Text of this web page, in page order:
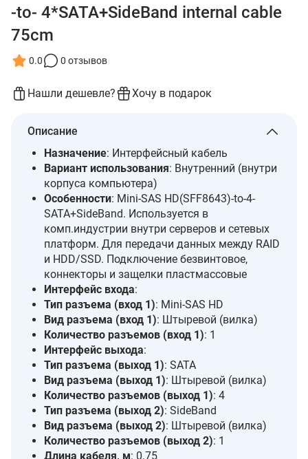
-to- 4*SATA+SideBand internal cable
75cm
0.0 0 отзывов
Нашли дешевле? Хочу в подарок
Описание
Назначение: Интерфейсный кабель
Вариант использования: Внутренний (внутри
корпуса компьютера)
Особенности: Mini-SAS HD(SFF8643)-to-4-
SATA+SideBand. Используется в
комп.индустрии внутри серверов и сетевых
платформ. Для передачи данных между RAID
и HDD/SSD. Подключение безвинтовое,
коннекторы и защелки пластмассовые
Интерфейс входа:
Тип разъема (вход 1): Mini-SAS HD
Вид разъема (вход 1): Штыревой (вилка)
Количество разъемов (вход 1): 1
Интерфейс выхода:
Тип разъема (выход 1): SATA
Вид разъема (выход 1): Штыревой (вилка)
Количество разъемов (выход 1): 4
Тип разъема (выход 2): SideBand
Вид разъема (выход 2): Штыревой (вилка)
Количество разъемов (выход 2): 1
Длина кабеля, м: 0.75